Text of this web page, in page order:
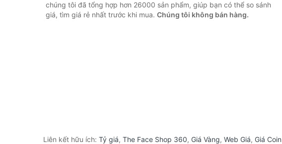
chúng tôi đã tổng hợp hơn 26000 sản phẩm, giúp bạn có thể so sánh
giá, tìm giá rẻ nhất trước khi mua. Chúng tôi không bán hàng.
Liên kết hữu ích: Tỷ giá, The Face Shop 360, Giá Vàng, Web Giá, Giá Coin